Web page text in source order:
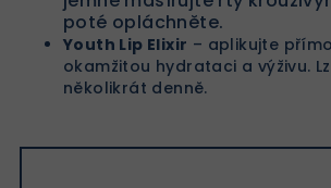
poté opláchněte.
Youth Lip Elixir – aplikujte
okamžitou hydrataci a výživu.
několikrát denně.